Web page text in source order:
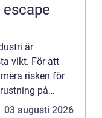
är
vikt. För att
risken för
på
03 augusti 2026